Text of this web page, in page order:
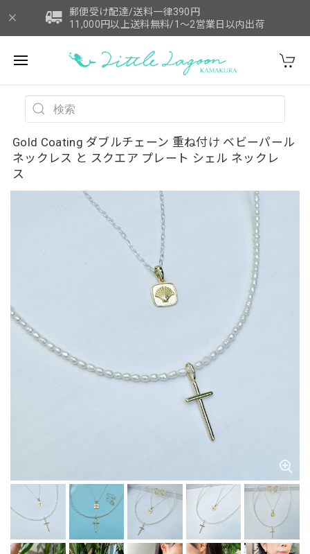
郵便受け配達/送料一律390円
11,000円以上送料無料/1～2営業日以内出荷
Gold Coating ダブルチェーン 重ね付け ベビーパール
ネックレス と スクエア プレート シェル ネックレ
ス